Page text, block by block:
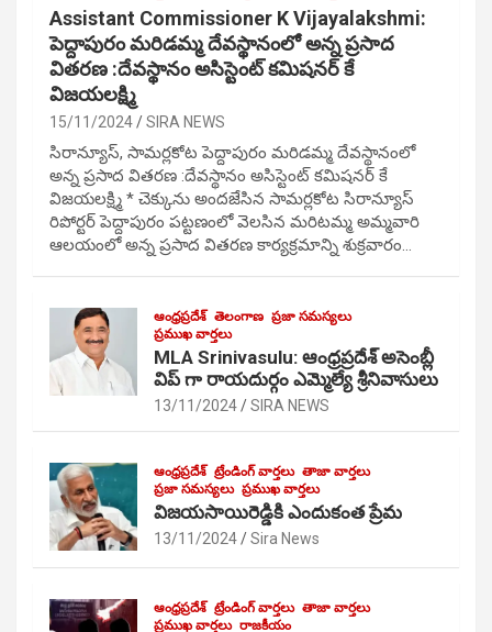
Assistant Commissioner K Vijayalakshmi:
పెద్దాపురం మరిడమ్మ దేవస్థానంలో అన్న ప్రసాద
వితరణ :దేవస్థానం అసిస్టెంట్ కమిషనర్ కే
విజయలక్ష్మి
15/11/2024 SIRA NEWS
సిరాన్యూస్, సామర్లకోట పెద్దాపురం మరిడమ్మ దేవస్థానంలో
అన్న ప్రసాద వితరణ :దేవస్థానం అసిస్టెంట్ కమిషనర్ కే
విజయలక్ష్మి * చెక్కును అందజేసిన సామర్లకోట సిరాన్యూస్
రిపోర్టర్ పెద్దాపురం పట్టణంలో వెలసిన మరిటమ్మ అమ్మవారి
ఆలయంలో అన్న ప్రసాద వితరణ కార్యక్రమాన్ని శుక్రవారం…
ఆంధ్రప్రదేశ్ తెలంగాణ ప్రజా సమస్యలు
ప్రముఖ వార్తలు
MLA Srinivasulu: ఆంధ్రప్రదేశ్ అసెంబ్లీ
విప్ గా రాయదుర్గం ఎమ్మెల్యే శ్రీనివాసులు
13/11/2024 SIRA NEWS
ఆంధ్రప్రదేశ్ ట్రేండింగ్ వార్తలు తాజా వార్తలు
ప్రజా సమస్యలు ప్రముఖ వార్తలు
విజయసాయిరెడ్డికి ఎందుకంత ప్రేమ
13/11/2024 Sira News
ఆంధ్రప్రదేశ్ ట్రేండింగ్ వార్తలు తాజా వార్తలు
ప్రముఖ వార్తలు రాజకీయం